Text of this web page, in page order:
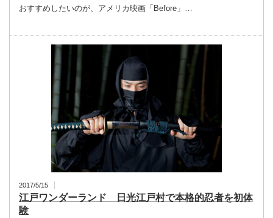
おすすめしたいのが、アメリカ映画「Before」…
2017/5/15
江戸ワンダーランド 日光江戸村で本格的忍者を初体
験